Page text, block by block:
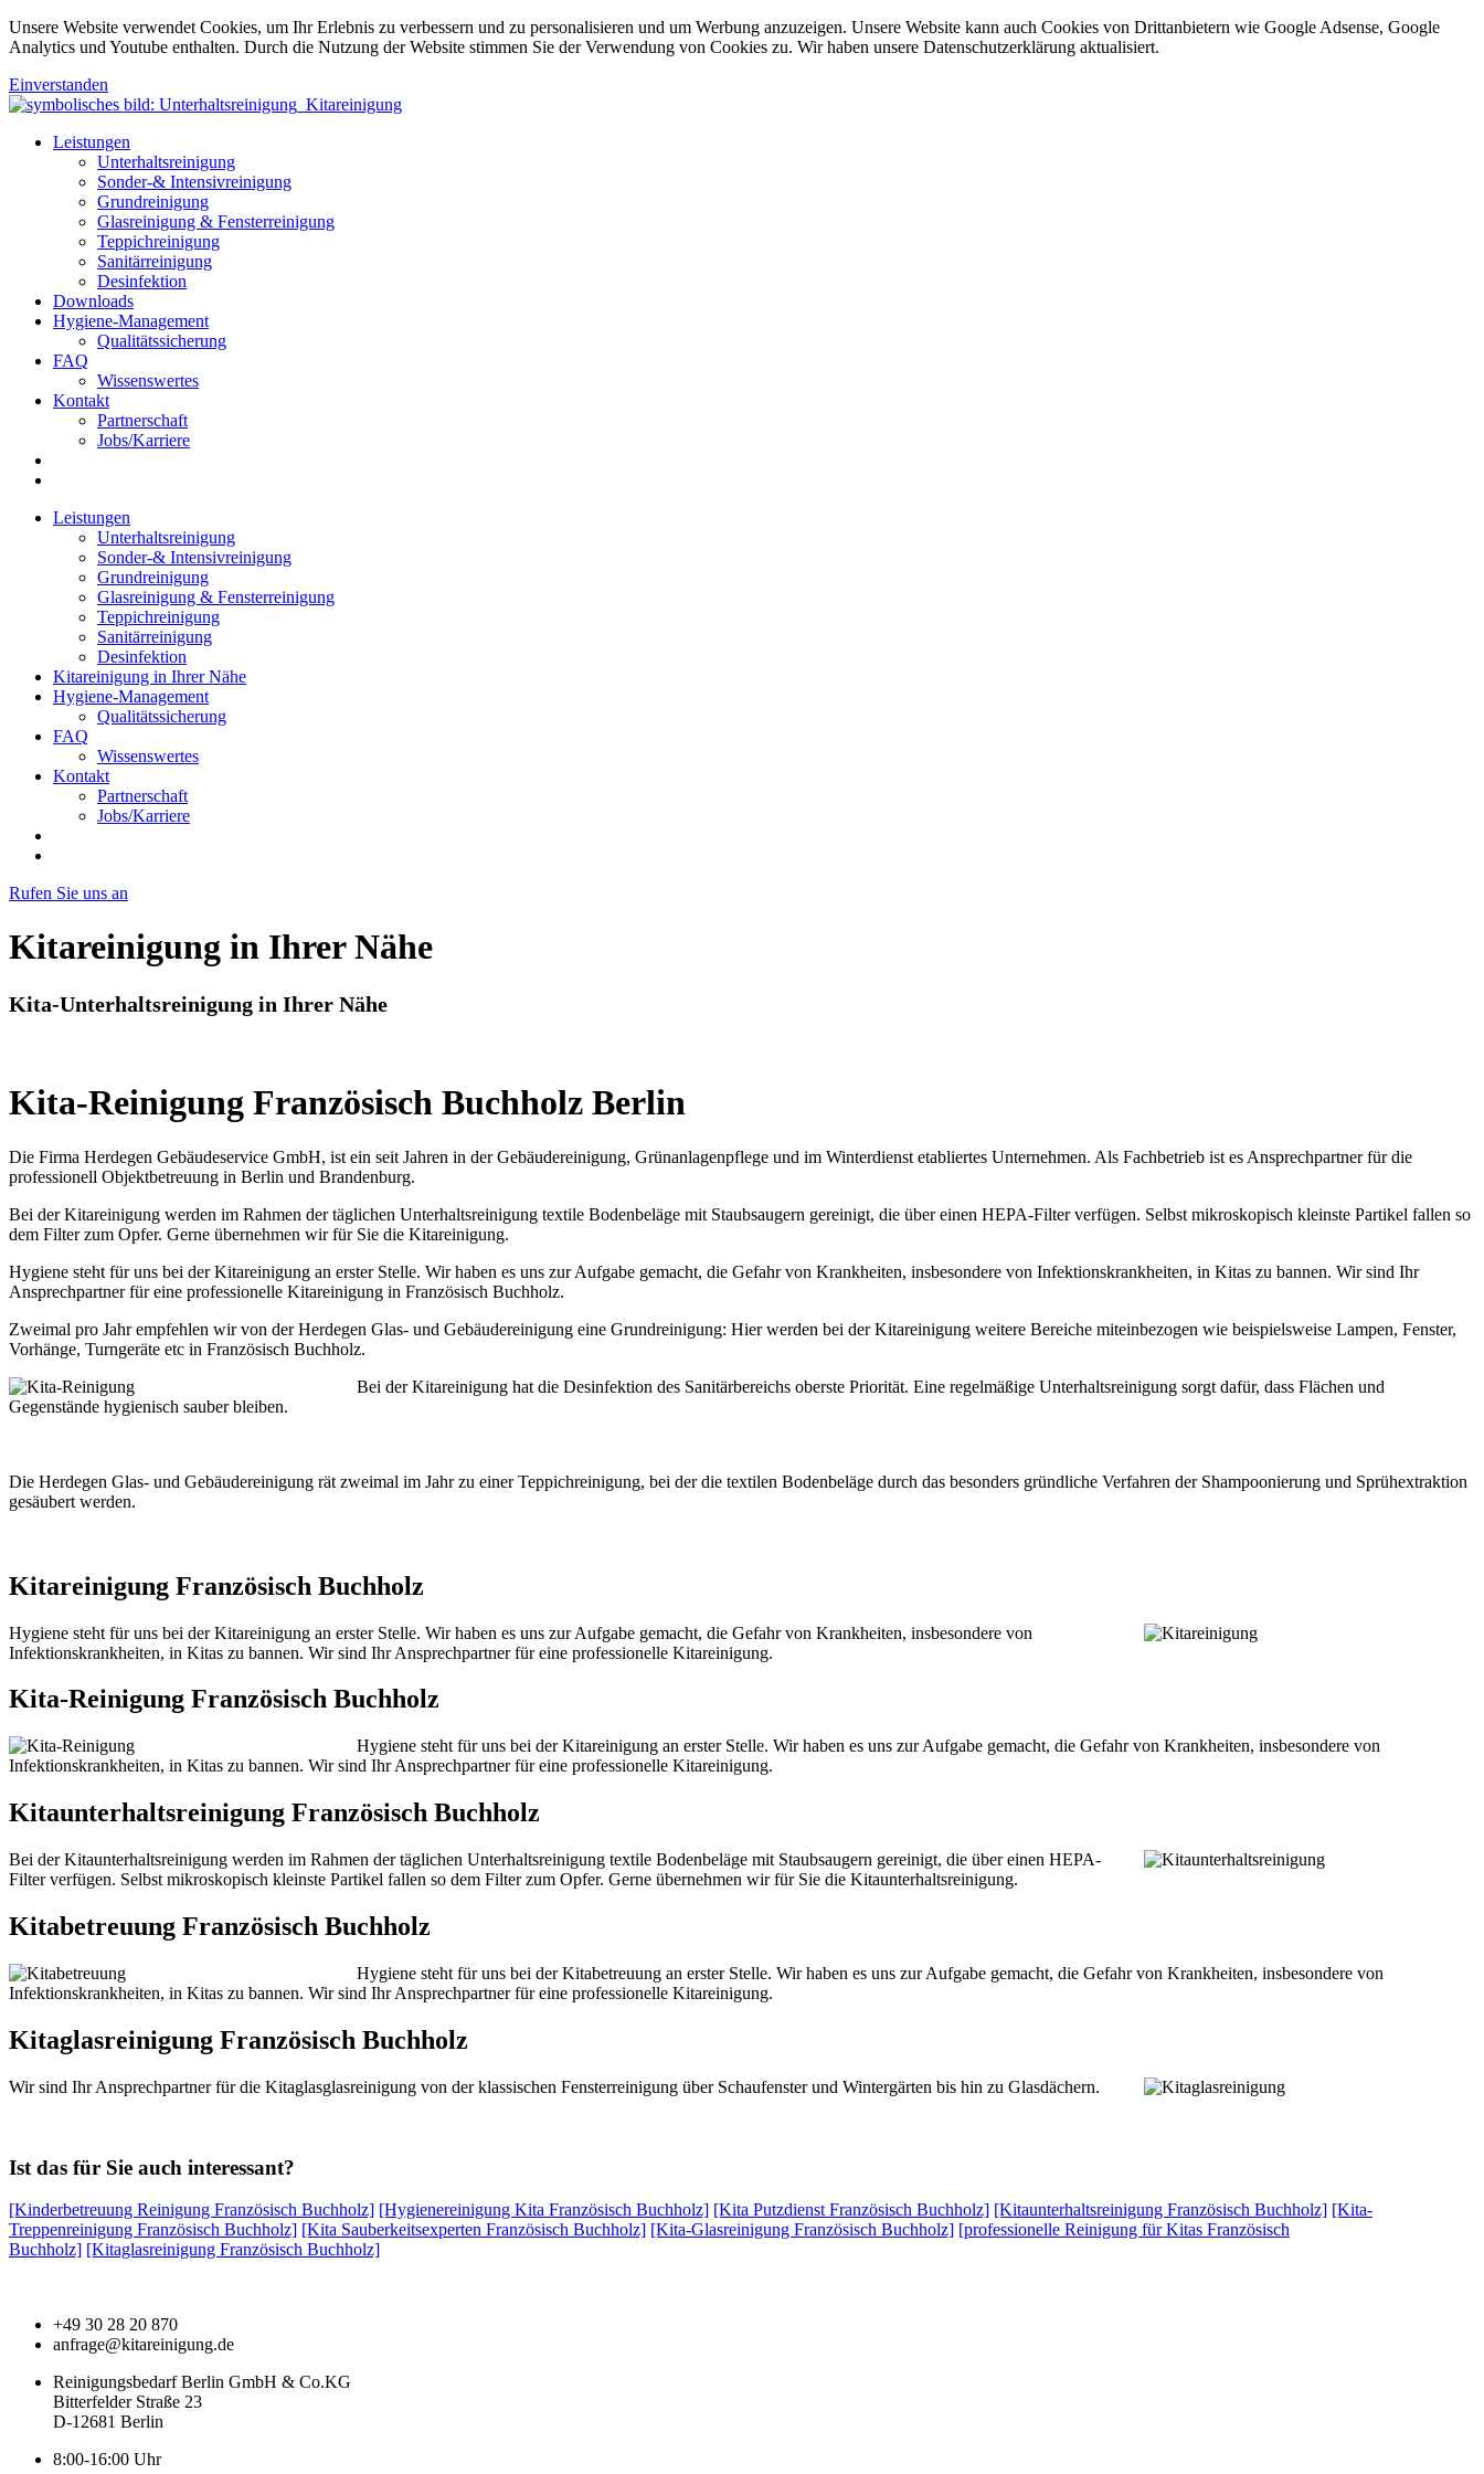
Unsere Website verwendet Cookies, um Ihr Erlebnis zu verbessern und zu personalisieren und um Werbung anzuzeigen. Unsere Website kann auch Cookies von Drittanbietern wie Google Adsense, Google
Analytics und Youtube enthalten. Durch die Nutzung der Website stimmen Sie der Verwendung von Cookies zu. Wir haben unsere Datenschutzerklärung aktualisiert.
Einverstanden
Leistungen
Unterhaltsreinigung
Sonder-& Intensivreinigung
Grundreinigung
Glasreinigung & Fensterreinigung
Teppichreinigung
Sanitärreinigung
Desinfektion
Downloads
Hygiene-Management
Qualitätssicherung
FAQ
Wissenswertes
Kontakt
Partnerschaft
Jobs/Karriere
Leistungen
Unterhaltsreinigung
Sonder-& Intensivreinigung
Grundreinigung
Glasreinigung & Fensterreinigung
Teppichreinigung
Sanitärreinigung
Desinfektion
Kitareinigung in Ihrer Nähe
Hygiene-Management
Qualitätssicherung
FAQ
Wissenswertes
Kontakt
Partnerschaft
Jobs/Karriere
Rufen Sie uns an
Kitareinigung in Ihrer Nähe
Kita-Unterhaltsreinigung in Ihrer Nähe
Kita-Reinigung Französisch Buchholz Berlin
Die Firma Herdegen Gebäudeservice GmbH, ist ein seit Jahren in der Gebäudereinigung, Grünanlagenpflege und im Winterdienst etabliertes Unternehmen. Als Fachbetrieb ist es Ansprechpartner für die
professionell Objektbetreuung in Berlin und Brandenburg.
Bei der Kitareinigung werden im Rahmen der täglichen Unterhaltsreinigung textile Bodenbeläge mit Staubsaugern gereinigt, die über einen HEPA-Filter verfügen. Selbst mikroskopisch kleinste Partikel fallen so
dem Filter zum Opfer. Gerne übernehmen wir für Sie die Kitareinigung.
Hygiene steht für uns bei der Kitareinigung an erster Stelle. Wir haben es uns zur Aufgabe gemacht, die Gefahr von Krankheiten, insbesondere von Infektionskrankheiten, in Kitas zu bannen. Wir sind Ihr
Ansprechpartner für eine professionelle Kitareinigung in Französisch Buchholz.
Zweimal pro Jahr empfehlen wir von der Herdegen Glas- und Gebäudereinigung eine Grundreinigung: Hier werden bei der Kitareinigung weitere Bereiche miteinbezogen wie beispielsweise Lampen, Fenster,
Vorhänge, Turngeräte etc in Französisch Buchholz.
Bei der Kitareinigung hat die Desinfektion des Sanitärbereichs oberste Priorität. Eine regelmäßige Unterhaltsreinigung sorgt dafür, dass Flächen und
Gegenstände hygienisch sauber bleiben.
Die Herdegen Glas- und Gebäudereinigung rät zweimal im Jahr zu einer Teppichreinigung, bei der die textilen Bodenbeläge durch das besonders gründliche Verfahren der Shampoonierung und Sprühextraktion
gesäubert werden.
Kitareinigung Französisch Buchholz
Hygiene steht für uns bei der Kitareinigung an erster Stelle. Wir haben es uns zur Aufgabe gemacht, die Gefahr von Krankheiten, insbesondere von
Infektionskrankheiten, in Kitas zu bannen. Wir sind Ihr Ansprechpartner für eine professionelle Kitareinigung.
Kita-Reinigung Französisch Buchholz
Hygiene steht für uns bei der Kitareinigung an erster Stelle. Wir haben es uns zur Aufgabe gemacht, die Gefahr von Krankheiten, insbesondere von
Infektionskrankheiten, in Kitas zu bannen. Wir sind Ihr Ansprechpartner für eine professionelle Kitareinigung.
Kitaunterhaltsreinigung Französisch Buchholz
Bei der Kitaunterhaltsreinigung werden im Rahmen der täglichen Unterhaltsreinigung textile Bodenbeläge mit Staubsaugern gereinigt, die über einen HEPA-
Filter verfügen. Selbst mikroskopisch kleinste Partikel fallen so dem Filter zum Opfer. Gerne übernehmen wir für Sie die Kitaunterhaltsreinigung.
Kitabetreuung Französisch Buchholz
Hygiene steht für uns bei der Kitabetreuung an erster Stelle. Wir haben es uns zur Aufgabe gemacht, die Gefahr von Krankheiten, insbesondere von
Infektionskrankheiten, in Kitas zu bannen. Wir sind Ihr Ansprechpartner für eine professionelle Kitareinigung.
Kitaglasreinigung Französisch Buchholz
Wir sind Ihr Ansprechpartner für die Kitaglasglasreinigung von der klassischen Fensterreinigung über Schaufenster und Wintergärten bis hin zu Glasdächern.
Ist das für Sie auch interessant?
[Kinderbetreuung Reinigung Französisch Buchholz] [Hygienereinigung Kita Französisch Buchholz] [Kita Putzdienst Französisch Buchholz] [Kitaunterhaltsreinigung Französisch Buchholz] [Kita-
Treppenreinigung Französisch Buchholz] [Kita Sauberkeitsexperten Französisch Buchholz] [Kita-Glasreinigung Französisch Buchholz] [professionelle Reinigung für Kitas Französisch
Buchholz] [Kitaglasreinigung Französisch Buchholz]
+49 30 28 20 870
anfrage@kitareinigung.de
Reinigungsbedarf Berlin GmbH & Co.KG
Bitterfelder Straße 23
D-12681 Berlin
8:00-16:00 Uhr